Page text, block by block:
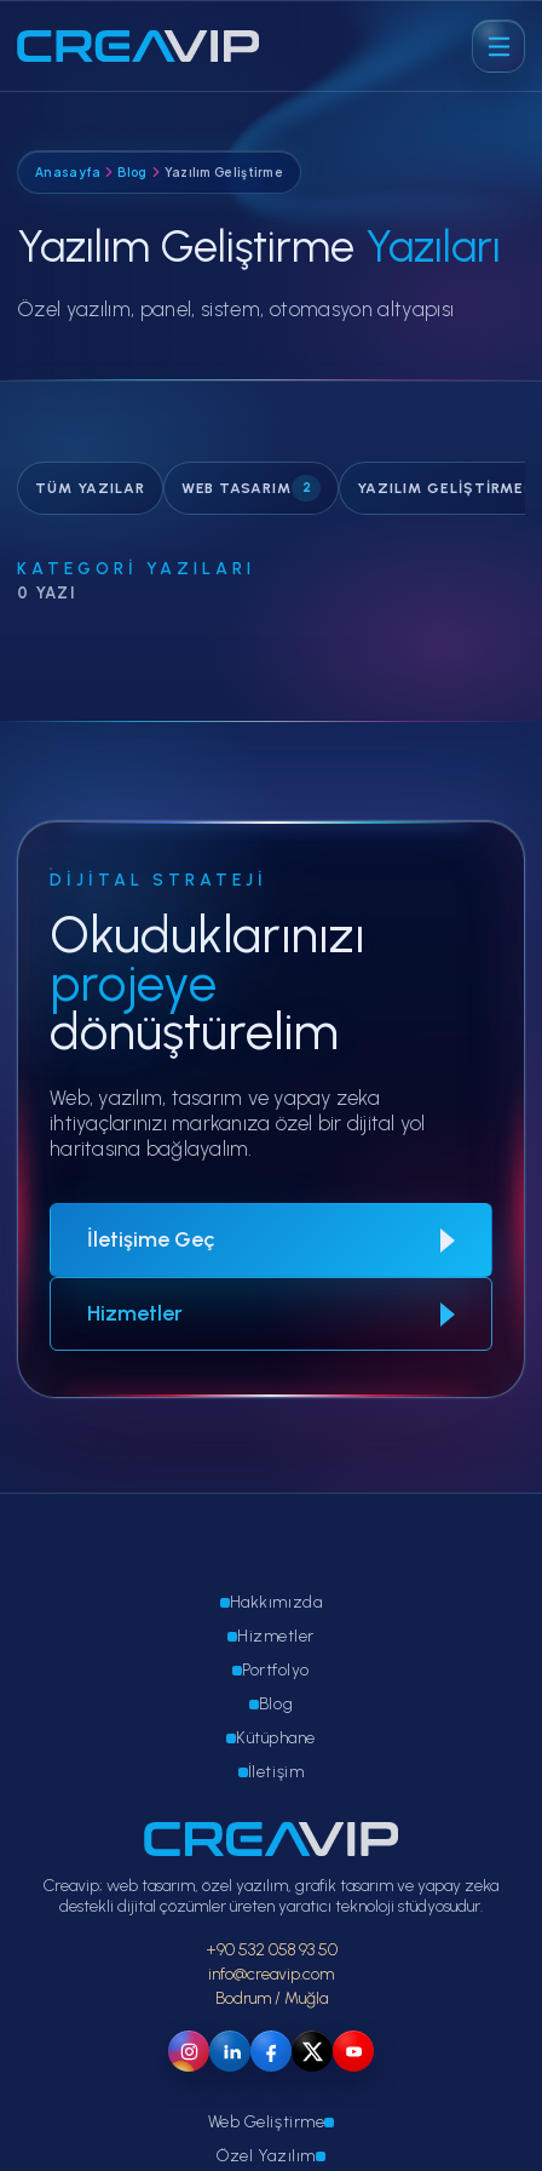
Anasayfa Blog Yazılım Geliştirme
Yazılım Geliştirme Yazıları
Özel yazılım, panel, sistem, otomasyon altyapısı
TÜM YAZILAR WEB TASARIM 2 YAZILIM GELIŞTIRME
KATEGORI YAZILARI
0 YAZI
DIJITAL STRATEJI
Okuduklarınızı
projeye
dönüştürelim
Web, yazılım, tasarım ve yapay zeka
ihtiyaçlarınızı markanıza özel bir dijital yol
haritasına bağlayalım.
İletişime Geç
Hizmetler
Hakkımızda
Hizmetler
Portfolyo
Blog
Kütüphane
İletişim
Creavip; web tasarım, özel yazılım, grafik tasarım ve yapay zeka
destekli dijital çözümler üreten yaratıcı teknoloji stüdyosudur.
+90 532 058 93 50
info@creavip.com
Bodrum / Muğla
Web Geliştirme
Özel Yazılım